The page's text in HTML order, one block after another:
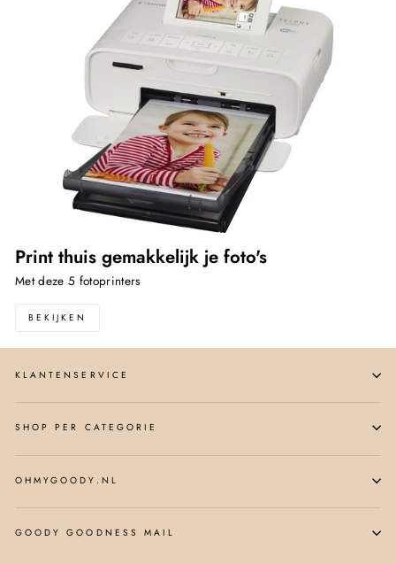
Print thuis gemakkelijk je foto's
Met deze 5 fotoprinters
BEKIJKEN
KLANTENSERVICE
SHOP PER CATEGORIE
OHMYGOODY.NL
GOODY GOODNESS MAIL